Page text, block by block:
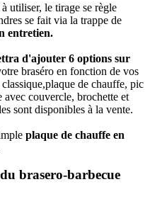
utiliser, le tirage se règle
se fait via la trappe de
entretien.
d'ajouter 6 options sur
braséro en fonction de vos
de chauffe, pic
couvercle, brochette et
sont disponibles à la vente.
plaque de chauffe en
brasero-barbecue